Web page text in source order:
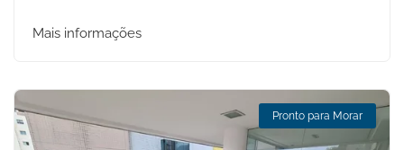
Mais informações
Pronto para Morar